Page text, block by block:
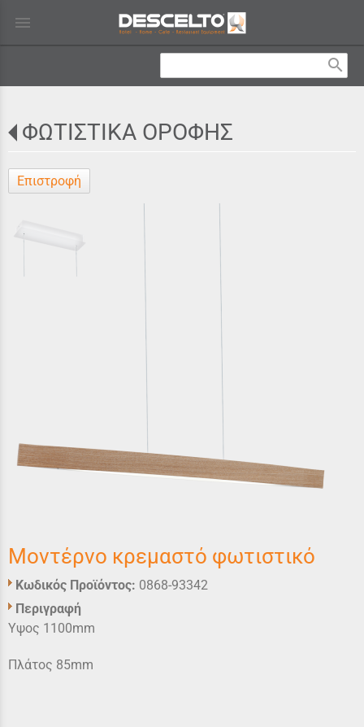
menu
search
ΦΩΤΙΣΤΙΚΑ ΟΡΟΦΗΣ
Επιστροφή
Μοντέρνο κρεμαστό φωτιστικό
Κωδικός Προϊόντος: 0868-93342
Περιγραφή
Υψος 1100mm
Πλάτος 85mm